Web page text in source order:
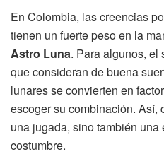
En Colombia, las creencias
tienen un fuerte peso en la
Astro Luna. Para algunos, el
que consideran de buena
lunares se convierten en
escoger su combinación. Así,
una jugada, sino también
costumbre.